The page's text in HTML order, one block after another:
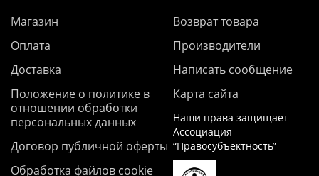
Магазин
Оплата
Доставка
Положение о политике в
отношении обработки
персональных данных
Договор публичной оферты
Обработка файлов cookie
Возврат товара
Производители
Написать сообщение
Карта сайта
Наши права защищает
Ассоциация
“Правосубъектность”